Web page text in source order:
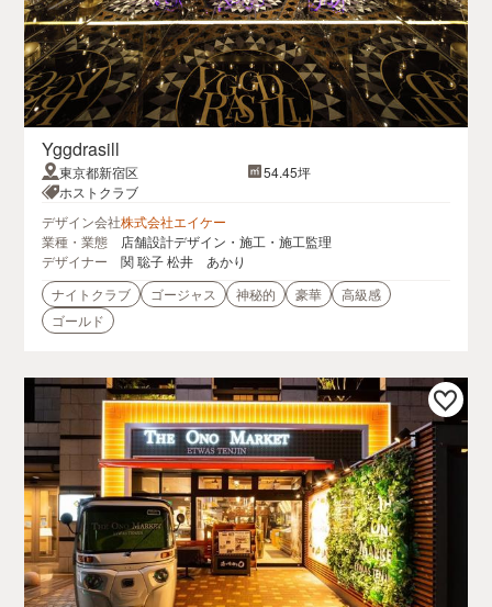
Yggdrasill
東京都新宿区
54.45坪
ホストクラブ
デザイン会社株式会社エイケー
業種・業態
店舗設計デザイン・施工・施工監理
デザイナー
関 聡子 松井 あかり
ナイトクラブ
ゴージャス 神秘的 豪華
高級感
ゴールド